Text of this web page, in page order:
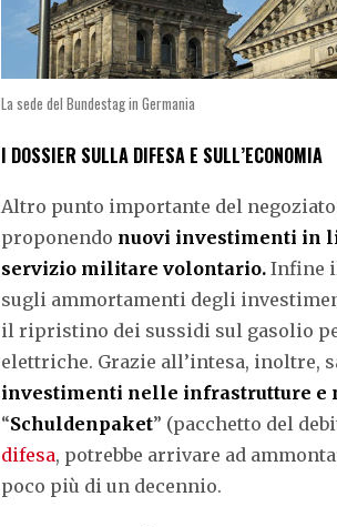
La sede del Bundestag in Germania
I DOSSIER SULLA DIFESA E SULL’ECONOMIA
Altro punto importante del
proponendo nuovi investimenti in
servizio militare volontario. Infine
sugli ammortamenti degli
il ripristino dei sussidi sul gasolio
elettriche. Grazie all’intesa, inoltre,
investimenti nelle infrastrutture e
“Schuldenpaket” (pacchetto del
difesa, potrebbe arrivare ad
poco più di un decennio.